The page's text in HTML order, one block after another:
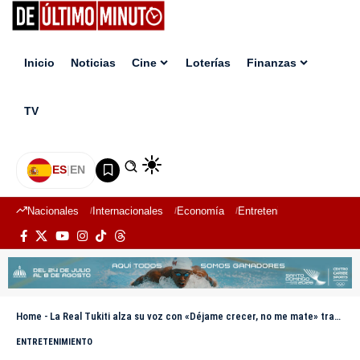
Inicio Noticias Cine Loterías Finanzas
TV
ES|EN
Nacionales Internacionales Economía Entretenimiento
Home - La Real Tukiti alza su voz con «Déjame crecer, no me mate» tras la tragedia en Herrera
ENTRETENIMIENTO